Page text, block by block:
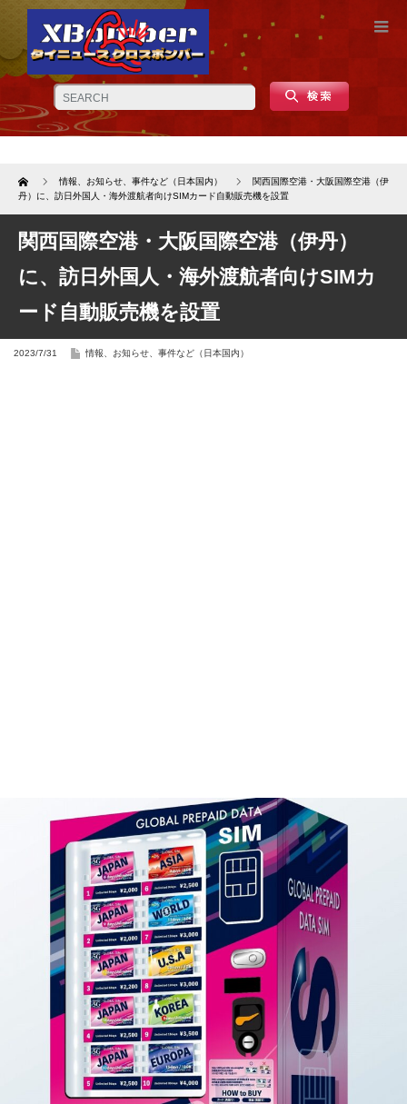
Home 情報、お知らせ、事件など（日本国内）
関西国際空港・大阪国際空港（伊
丹）に、訪日外国人・海外渡航者向けSIMカード自動販売機を設置
関西国際空港・大阪国際空港（伊丹）
に、訪日外国人・海外渡航者向けSIMカ
ード自動販売機を設置
2023/7/31 情報、お知らせ、事件など（日本国内）